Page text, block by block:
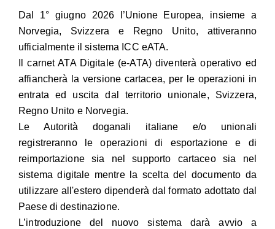
Dal 1° giugno 2026 l’Unione Europea, insieme a
Norvegia, Svizzera e Regno Unito, attiveranno
ufficialmente il sistema ICC eATA.
Il carnet ATA Digitale (e-ATA) diventerà operativo ed
affiancherà la versione cartacea, per le operazioni in
entrata ed uscita dal territorio unionale, Svizzera,
Regno Unito e Norvegia.
Le Autorità doganali italiane e/o unionali
registreranno le operazioni di esportazione e di
reimportazione sia nel supporto cartaceo sia nel
sistema digitale mentre la scelta del documento da
utilizzare all'estero dipenderà dal formato adottato dal
Paese di destinazione.
L’introduzione del nuovo sistema darà avvio a